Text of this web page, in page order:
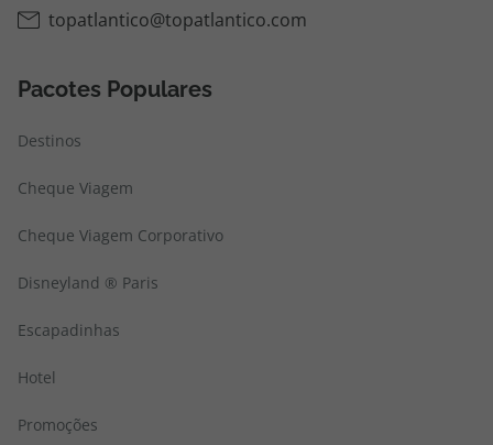
topatlantico@topatlantico.com
Pacotes Populares
Destinos
Cheque Viagem
Cheque Viagem Corporativo
Disneyland ® Paris
Escapadinhas
Hotel
Promoções